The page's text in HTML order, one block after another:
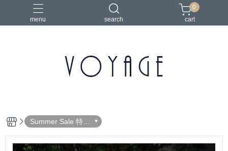
menu search
0
cart
Summer Sale 特惠
活動